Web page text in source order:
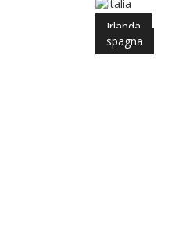
Irlanda
spagna